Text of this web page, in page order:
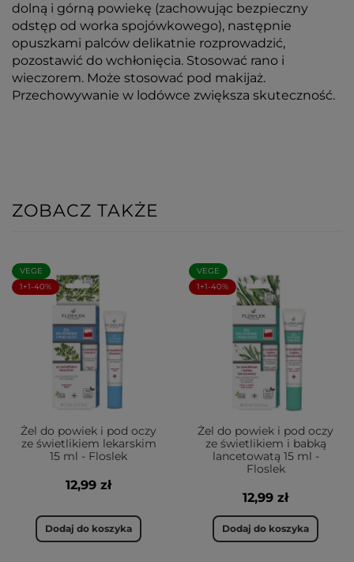
dolną i górną powiekę (zachowując bezpieczny
odstęp od worka spojówkowego), następnie
opuszkami palców delikatnie rozprowadzić,
pozostawić do wchłonięcia. Stosować rano i
wieczorem. Może stosować pod makijaż.
Przechowywanie w lodówce zwiększa skuteczność.
ZOBACZ TAKŻE
VEGE
1+1-40%
Żel do powiek i pod oczy
ze świetlikiem lekarskim
15 ml - Floslek
12,99 zł
Dodaj do koszyka
VEGE
1+1-40%
Żel do powiek i pod oczy
ze świetlikiem i babką
lancetowatą 15 ml -
Floslek
12,99 zł
Dodaj do koszyka